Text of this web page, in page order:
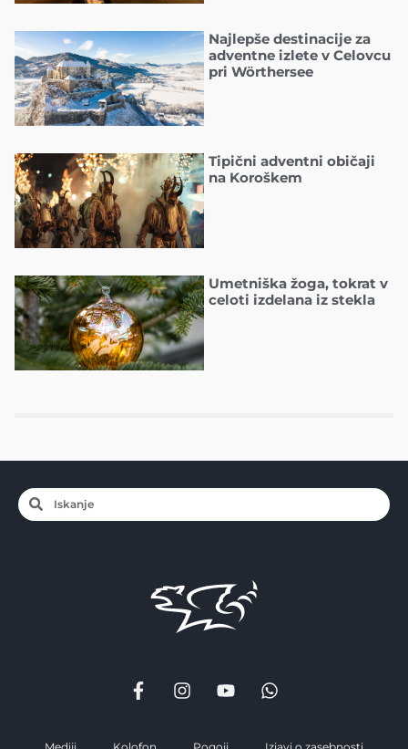
Najlepše destinacije za
adventne izlete v Celovcu
pri Wörthersee
Tipični adventni običaji
na Koroškem
Umetniška žoga, tokrat v
celoti izdelana iz stekla